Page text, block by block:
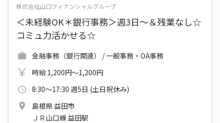
株式会社山口フィナンシャルグループ
＜未経験OK＊銀行事務＞週3日～＆残業なし☆
コミュ力活かせる☆
金融事務（銀行関連） / 一般事務・OA事務
時給 1,200円～1,200円
8:30～17:30 週5日 (土日祝休み)
島根県 益田市
ＪＲ山口線 益田駅